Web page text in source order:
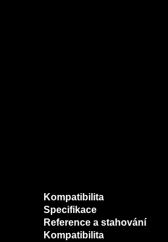
Kompatibilita
Specifikace
Reference a stahování
Kompatibilita